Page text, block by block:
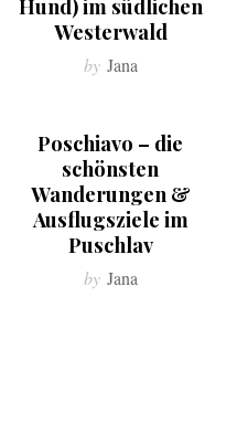
Hund) im südlichen
Westerwald
by Jana
Poschiavo – die
schönsten
Wanderungen &
Ausflugsziele im
Puschlav
by Jana